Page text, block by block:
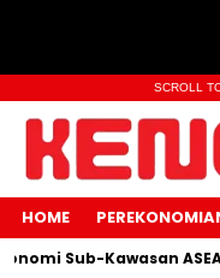
SCROLL
HOME
Kawasan ASEAN